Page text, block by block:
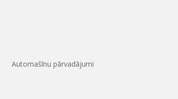
Automašīnu pārvadājumi